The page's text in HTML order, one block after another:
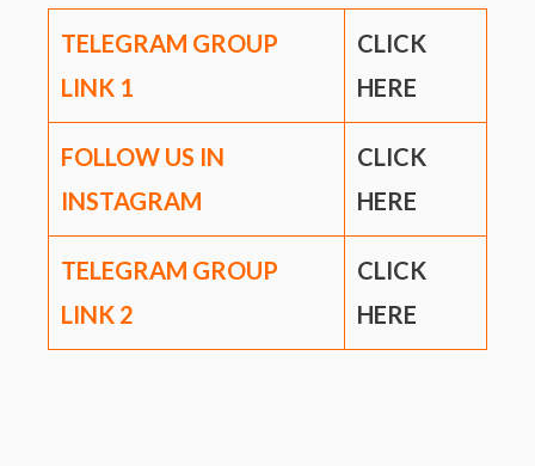
TELEGRAM GROUP
LINK 1
CLICK
HERE
FOLLOW US IN
INSTAGRAM
CLICK
HERE
TELEGRAM GROUP
LINK 2
CLICK
HERE